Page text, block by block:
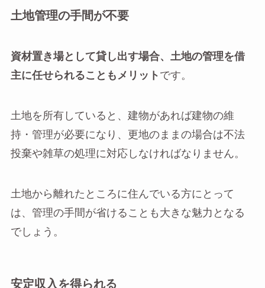
土地管理の手間が不要
資材置き場として貸し出す場合、土地の管理を借
主に任せられることもメリット です。
土地を所有していると、建物があれば建物の維
持・管理が必要になり、更地のままの場合は不法
投棄や雑草の処理に対応しなければなりません。
土地から離れたところに住んでいる方にとって
は、管理の手間が省けることも大きな魅力となる
でしょう。
安定収入を得られる